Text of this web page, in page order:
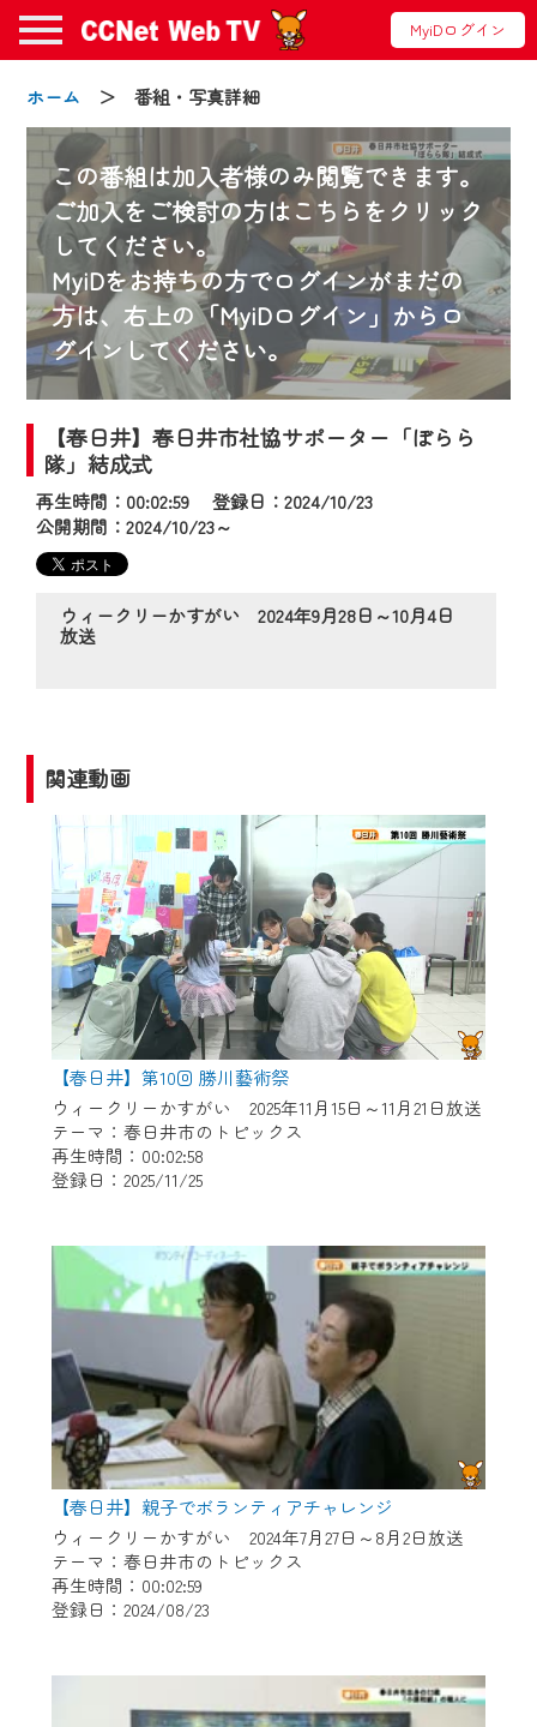
MyiDログイン
ホーム ＞ 番組・写真詳細
この番組は加入者様のみ閲覧できます。
ご加入をご検討の方はこちらをクリック
してください。
MyiDをお持ちの方でログインがまだの
方は、右上の「MyiDログイン」からロ
グインしてください。
【春日井】春日井市社協サポーター「ぼらら
隊」結成式
再生時間：00:02:59 登録日：2024/10/23
公開期間：2024/10/23～
ウィークリーかすがい 2024年9月28日～10月4日
放送
関連動画
【春日井】第10回 勝川藝術祭
ウィークリーかすがい 2025年11月15日～11月21日放送
テーマ：春日井市のトピックス
再生時間：00:02:58
登録日：2025/11/25
【春日井】親子でボランティアチャレンジ
ウィークリーかすがい 2024年7月27日～8月2日放送
テーマ：春日井市のトピックス
再生時間：00:02:59
登録日：2024/08/23
お知らせ
2024/09/02
動画配信サービス『CCNet Web TV』は2024
年9月24日からリニューアルします！
【変更点】
◆デザイン変更により、お住まいの地域
の動画コンテンツが一目瞭然。
◆当社アプリやＰＣブラウザから、いつ
でも・どこでも・外出先でも！
CCNetサービスエリア20市町の地域情報
番組をご視聴いただけます！
【ご注意】
一部コンテンツを除き、
ページ※』へのログインが必要となりま
す。
何卒、ご理解ご了承の程よろしくお願い
いたします。
※マイページへのログインには、MyIDが必
要となります。
※MyIDとは、CCNet Web TVを含むCCNetの
各種サービスをご利用頂くためのIDです。
IDはお客様が使っているメールアドレス
で設定できます。
（GmailやYahooなどのフリーメールアドレ
※マイページへのログイン・MyIDの新規登
録はこちら
から
※CCNetアプリをご利用中の方は引き続き
ご視聴いただけます。
＜メンテナンス情報＞
CCNetWebTVのリニューアルにともないメ
ンテナンス作業を予定しています。
日時 9/24 9:30～16:30
作業の間は、CCNetWebTVの画面が「メン
テナンス中」になり、ご利用いただけませ
ご不便をおかけいたしますが、ご了承の程
よろしくお願いいたします。